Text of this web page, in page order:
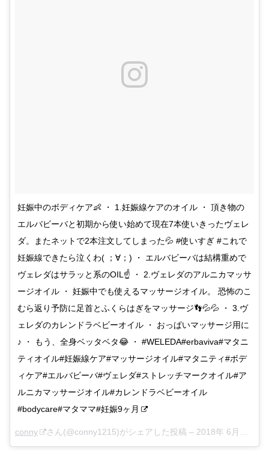
妊娠中のボディケア👶 ・ 1.妊娠線ケアのオイル ・ 頂き物の
エルバビーバと初期から使い始めて現在7本使いきったヴェレ
ダ。またネットで2本注文してしまった💦 #使いすぎ #これで
妊娠線できたら泣くわ( ；∀；) ・ エルバビーバは結構重めで
ヴェレダはサラッと系のOIL☝ ・ 2.ヴェレダのアルニカマッサ
ージオイル ・ 妊娠中でも使えるマッサージオイル。 恐怖のこ
むら返り予防に足首とふくらはぎをマッサージ👣💦💦 ・ 3.ヴ
ェレダのカレンドラベビーオイル ・ おっぱいマッサージ用に
♪ ・ もう、全身ベッタベタ😂 ・ #WELEDA#erbaviva#マタニ
ティオイル#妊娠線ケア#マッサージオイル#マタニティ#ボデ
ィケア#エルバビーバ#ヴェレダ#ストレッチマークオイル#ア
ルニカマッサージオイル#カレンドラベビーオイル
#bodycare#マタママ#妊娠9ヶ月
conny さん(@conny1215)がシェアした投稿 – 2018年 6月月18日午前2時59分PDT